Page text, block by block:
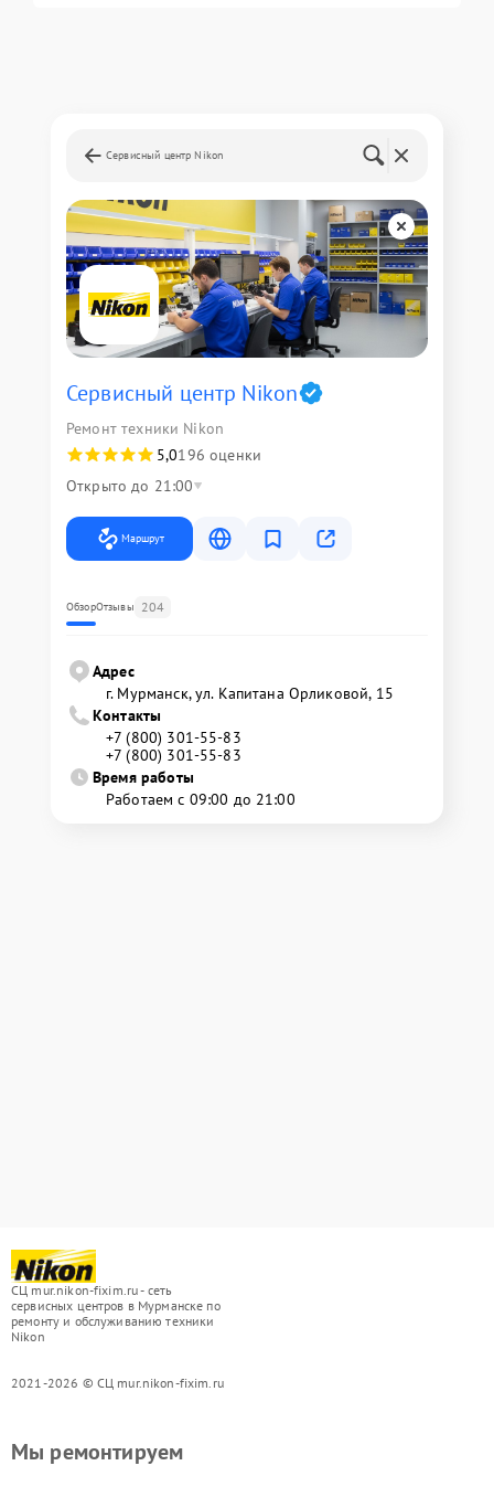
Сервисный центр Nikon
Сервисный центр Nikon
Ремонт техники Nikon
5,0196 оценки
Открыто до 21:00
Маршрут
ОбзорОтзывы 204
Адрес
г. Мурманск, ул. Капитана Орликовой, 15
Контакты
+7 (800) 301-55-83
+7 (800) 301-55-83
Время работы
Работаем с 09:00 до 21:00
СЦ mur.nikon-fixim.ru - сеть
сервисных центров в Мурманске по
ремонту и обслуживанию техники
Nikon
2021-2026 © СЦ mur.nikon-fixim.ru
Мы ремонтируем